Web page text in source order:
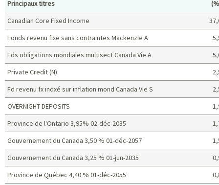
Principaux titres
Canadian Core Fixed Income
Fonds revenu fixe sans contraintes Mackenzie A
Fds obligations mondiales multisect Canada Vie A
Private Credit (N)
Fd revenu fx indxé sur inflation mond Canada Vie S
OVERNIGHT DEPOSITS
Province de l'Ontario 3,95% 02-déc-2035
Gouvernement du Canada 3,50 % 01-déc-2057
Gouvernement du Canada 3,25 % 01-jun-2035
Province de Québec 4,40 % 01-déc-2055